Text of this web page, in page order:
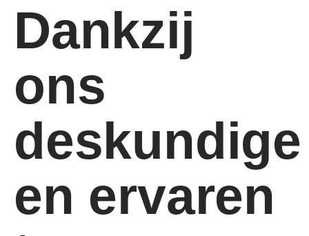
Dankzij
ons
deskundige
en ervaren